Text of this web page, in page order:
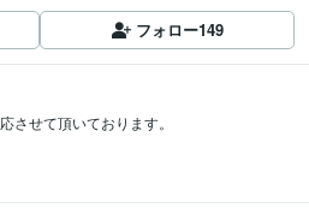
フォロー149
せて頂いております。